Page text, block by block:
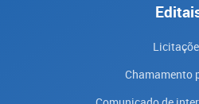
Chamamento